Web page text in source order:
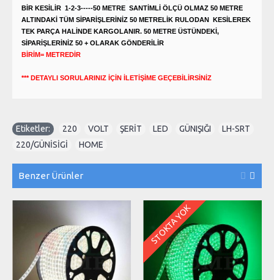
BİR KESİLİR 1-2-3-----50 METRE SANTİMLİ ÖLÇÜ OLMAZ 50 METRE
ALTINDAKİ TÜM SİPARİŞLERİNİZ 50 METRELİK RULODAN KESİLEREK
TEK PARÇA HALİNDE KARGOLANIR. 50 METRE ÜSTÜNDEKİ,
SİPARİŞLERİNİZ 50 + OLARAK GÖNDERİLİR
BİRİM= METREDİR
*** DETAYLI SORULARINIZ İÇİN İLETİŞİME GEÇEBİLİRSİNİZ
Etiketler: 220 VOLT ŞERİT LED GÜNIŞIĞI LH-SRT
220/GÜNİSİGİ
HOME
Benzer Ürünler
STOKTA YOK